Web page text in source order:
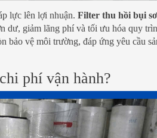
lực lên lợi nhuận. Filter thu hồi bụi
dư, giảm lãng phí và tối ưu hóa quy
vệ môi trường, đáp ứng yêu cầu
phí vận hành?